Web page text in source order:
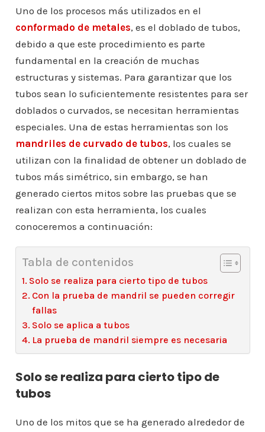
Uno de los procesos más utilizados en el
conformado de metales, es el doblado de tubos,
debido a que este procedimiento es parte
fundamental en la creación de muchas
estructuras y sistemas. Para garantizar que los
tubos sean lo suficientemente resistentes para ser
doblados o curvados, se necesitan herramientas
especiales. Una de estas herramientas son los
mandriles de curvado de tubos, los cuales se
utilizan con la finalidad de obtener un doblado de
tubos más simétrico, sin embargo, se han
generado ciertos mitos sobre las pruebas que se
realizan con esta herramienta, los cuales
conoceremos a continuación:
Tabla de contenidos
Solo se realiza para cierto tipo de tubos
Con la prueba de mandril se pueden corregir
fallas
Solo se aplica a tubos
La prueba de mandril siempre es necesaria
Solo se realiza para cierto tipo de
tubos
Uno de los mitos que se ha generado alrededor de